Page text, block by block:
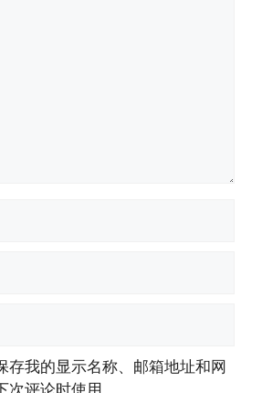
存我的显示名称、邮箱地址和网
评论时使用。